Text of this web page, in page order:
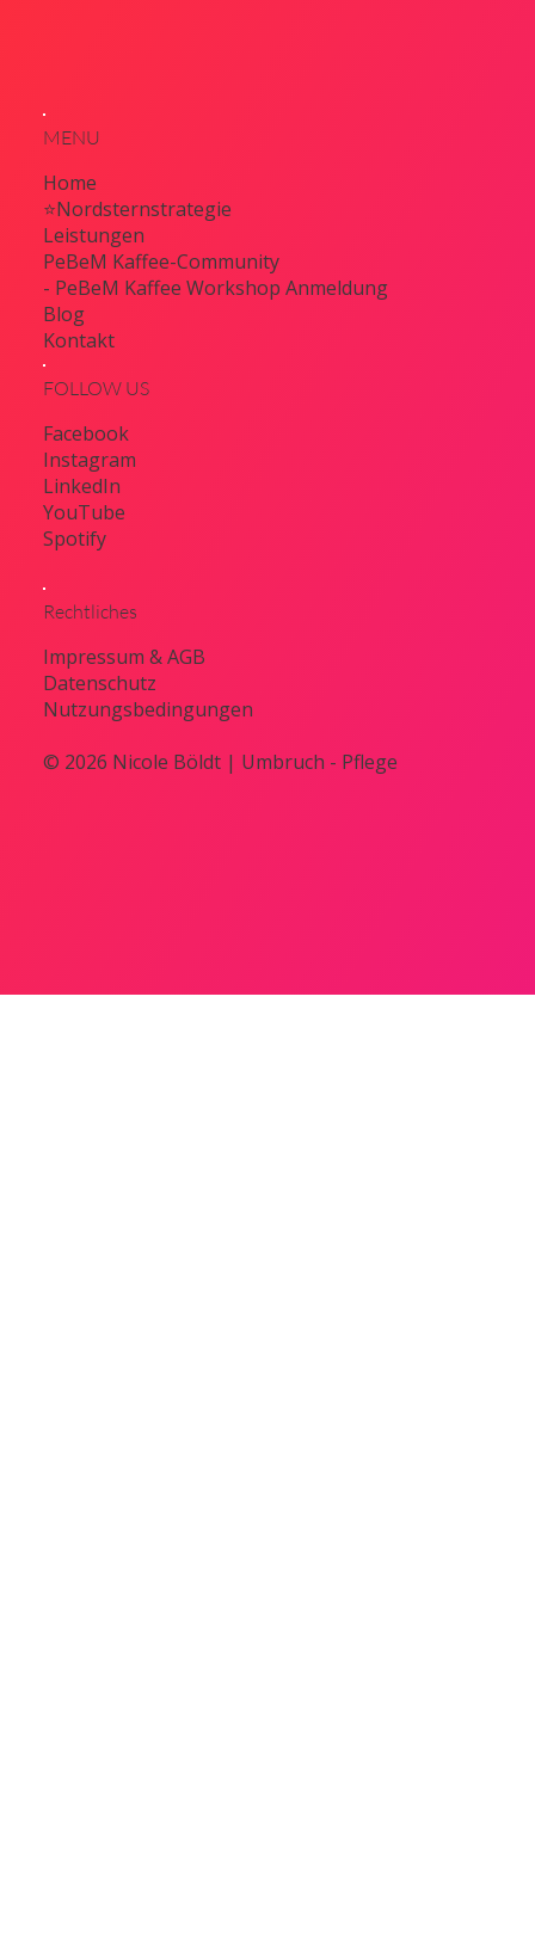
MENU
Home
⭐Nordsternstrategie
Leistungen
PeBeM Kaffee-Community
- PeBeM Kaffee Workshop Anmeldung
Blog
Kontakt
FOLLOW US
Facebook
Instagram
LinkedIn
YouTube
Spotify
Rechtliches
Impressum & AGB
Datenschutz
Nutzungsbedingungen
© 2026 Nicole Böldt | Umbruch - Pflege